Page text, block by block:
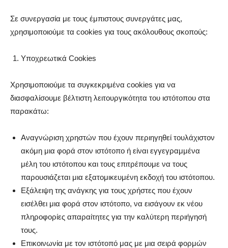
Σε συνεργασία με τους έμπιστους συνεργάτες μας,
χρησιμοποιούμε τα cookies για τους ακόλουθους σκοπούς:
Υποχρεωτικά Cookies
Χρησιμοποιούμε τα συγκεκριμένα cookies για να
διασφαλίσουμε βέλτιστη λειτουργικότητα του ιστότοπου στα
παρακάτω:
Αναγνώριση χρηστών που έχουν περιηγηθεί τουλάχιστον
ακόμη μια φορά στον ιστότοπο ή είναι εγγεγραμμένα
μέλη του ιστότοπου και τους επιτρέπουμε να τους
παρουσιάζεται μια εξατομικευμένη εκδοχή του ιστότοπου.
Εξάλειψη της ανάγκης για τους χρήστες που έχουν
εισέλθει μια φορά στον ιστότοπο, να εισάγουν εκ νέου
πληροφορίες απαραίτητες για την καλύτερη περιήγησή
τους.
Επικοινωνία με τον ιστότοπό μας με μια σειρά φορμών